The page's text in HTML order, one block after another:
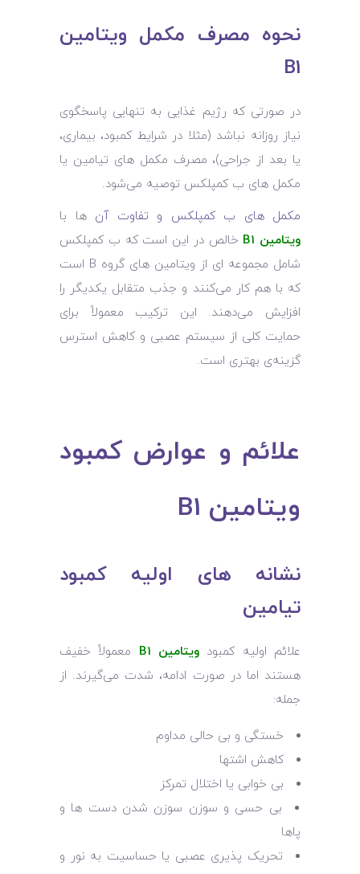
نحوه مصرف مکمل ویتامین
B1
در صورتی‌ که رژیم غذایی به تنهایی پاسخگوی
نیاز روزانه نباشد (مثلا در شرایط کمبود، بیماری،
یا بعد از جراحی)، مصرف مکمل ‌های تیامین یا
مکمل ‌های ب کمپلکس توصیه می‌شود.
مکمل ‌های ب کمپلکس و تفاوت آن‌ ها با
ویتامین B1
خالص در این است که ب کمپلکس
شامل مجموعه ‌ای از ویتامین‌ های گروه B است
که با هم کار می‌کنند و جذب متقابل یکدیگر را
افزایش می‌دهند. این ترکیب معمولاً برای
حمایت کلی از سیستم عصبی و کاهش استرس
گزینه‌ی بهتری است.
علائم و عوارض کمبود
ویتامین B1
نشانه ‌های اولیه کمبود
تیامین
علائم اولیه کمبود ویتامین B1
معمولاً خفیف
هستند اما در صورت ادامه، شدت می‌گیرند. از
جمله:
خستگی و بی‌ حالی مداوم
کاهش اشتها
بی ‌خوابی یا اختلال تمرکز
بی ‌حسی و سوزن‌ سوزن شدن دست ها و
پاها
تحریک ‌پذیری عصبی یا حساسیت به نور و